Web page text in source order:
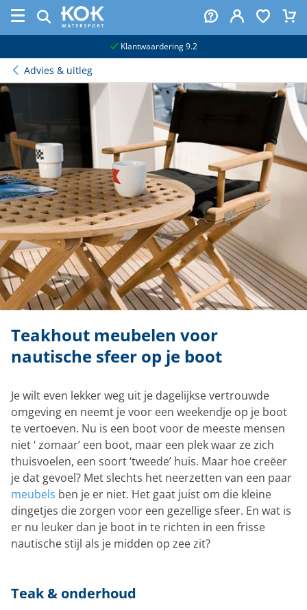
Klantwaardering 9.2
Advies & uitleg
Teakhout meubelen voor
nautische sfeer op je boot
Je wilt even lekker weg uit je dagelijkse vertrouwde
omgeving en neemt je voor een weekendje op je boot
te vertoeven. Nu is een boot voor de meeste mensen
niet ‘ zomaar’ een boot, maar een plek waar ze zich
thuisvoelen, een soort ‘tweede’ huis. Maar hoe creëer
je dat gevoel? Met slechts het neerzetten van een paar
meubels ben je er niet. Het gaat juist om die kleine
dingetjes die zorgen voor een gezellige sfeer. En wat is
er nu leuker dan je boot in te richten in een frisse
nautische stijl als je midden op zee zit?
Teak & onderhoud